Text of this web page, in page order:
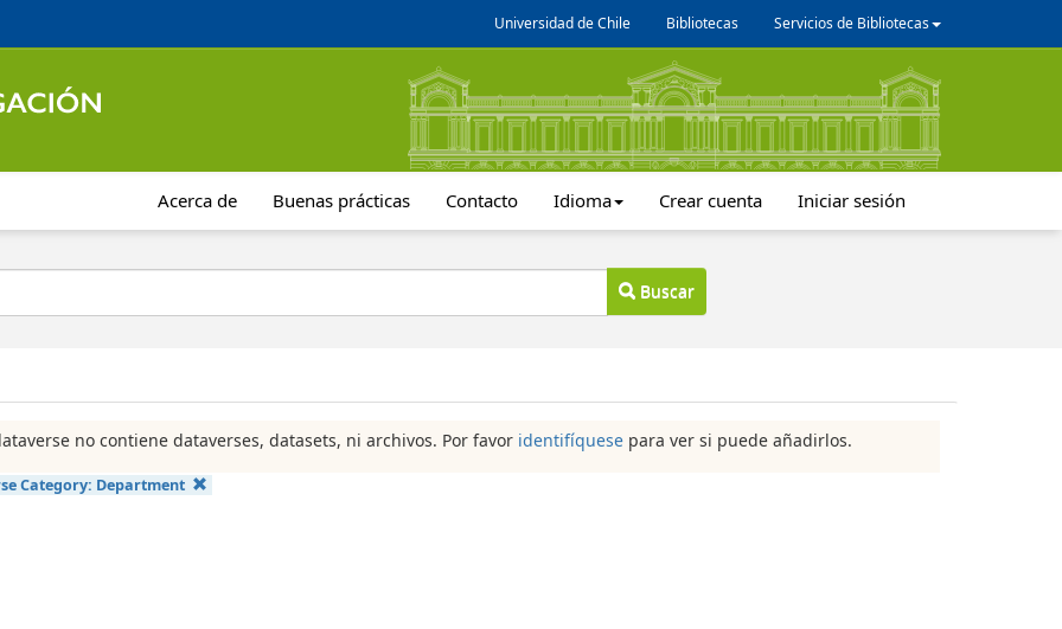
Universidad de Chile Bibliotecas Servicios de Bibliotecas
Acerca de Buenas prácticas Contacto Idioma Crear cuenta Iniciar sesión
Buscar
no contiene dataverses, datasets, ni archivos. Por favor identifíquese para ver si puede añadirlos.
Category: Department